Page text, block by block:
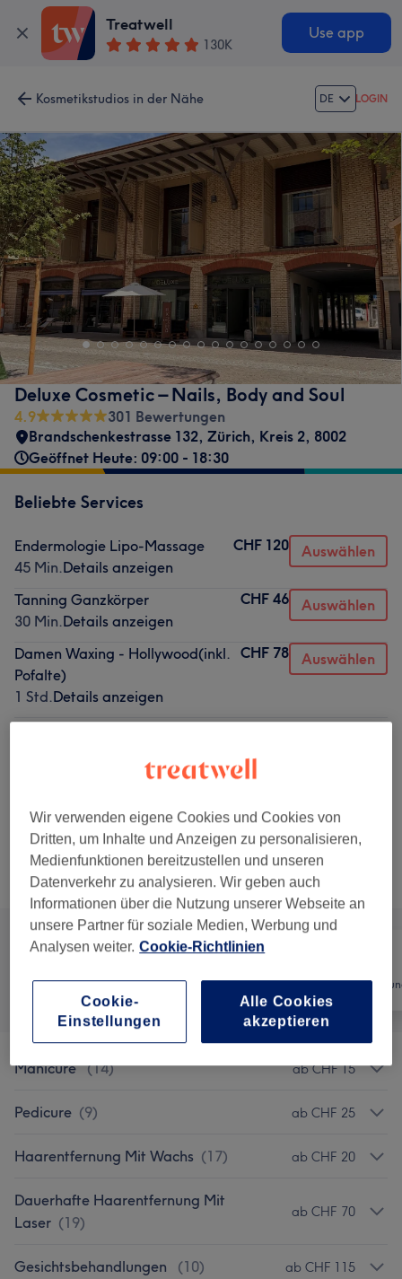
Treatwell
130K
Use app
Kosmetikstudios in der Nähe DE LOGIN
Deluxe Cosmetic – Nails, Body and Soul
4.9
301 Bewertungen
Brandschenkestrasse 132, Zürich, Kreis 2, 8002
Geöffnet Heute: 09:00 - 18:30
Beliebte Services
Endermologie Lipo-Massage
45 Min.Details anzeigen
CHF 120 Auswählen
Tanning Ganzkörper
30 Min.Details anzeigen
CHF 46 Auswählen
Damen Waxing - Hollywood(inkl.
Pofalte)
1 Std.Details anzeigen
CHF 78 Auswählen
ab CHF 198
Gesichtsbehandlungen -
1 Std. 15 Min.Details anzeigen
Alle Services
Alle Nägel
Manicure (14) ab CHF 15
Pedicure (9) ab CHF 25
Haarentfernung Mit Wachs (17) ab CHF 20
Dauerhafte Haarentfernung Mit
Laser (19)
ab CHF 70
Gesichtsbehandlungen (10) ab CHF 115
Wir verwenden eigene Cookies und Cookies von
Dritten, um Inhalte und Anzeigen zu personalisieren,
Medienfunktionen bereitzustellen und unseren
Datenverkehr zu analysieren. Wir geben auch
Informationen über die Nutzung unserer Webseite an
unsere Partner für soziale Medien, Werbung und
Analysen weiter. Cookie-Richtlinien
Alle Cookies
akzeptieren
Cookie-
Einstellungen